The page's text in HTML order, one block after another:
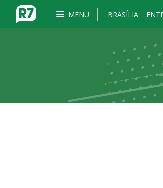
MENU BRASÍLIA